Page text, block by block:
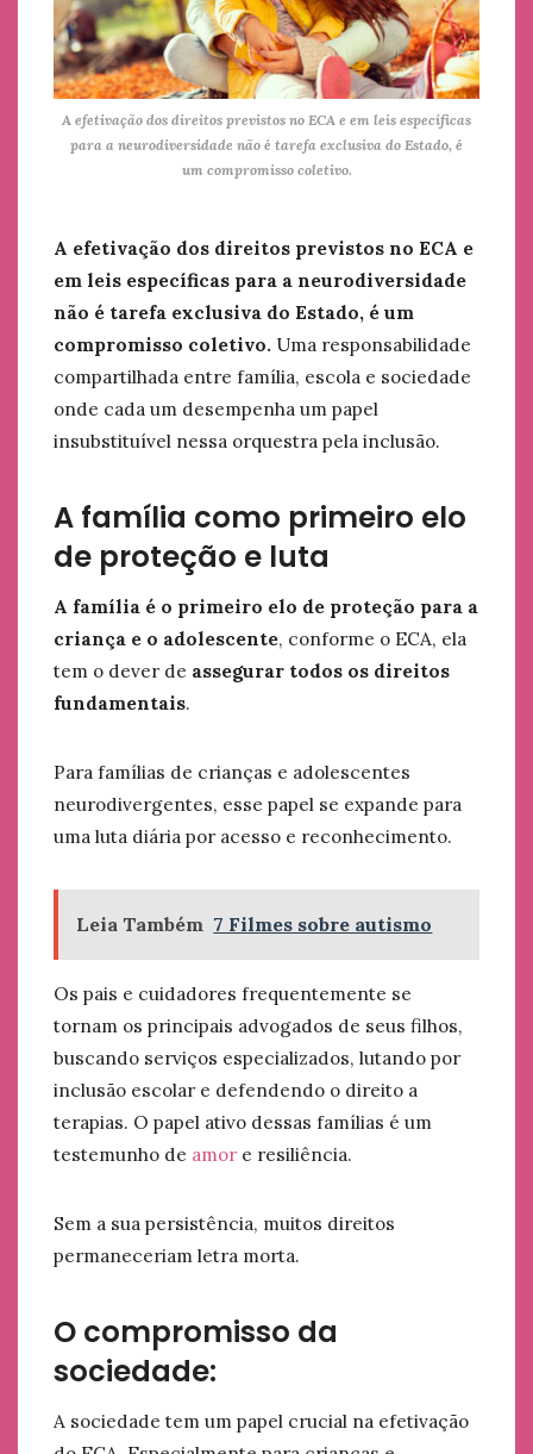
A efetivação dos direitos previstos no ECA e em leis específicas
para a neurodiversidade não é tarefa exclusiva do Estado, é
um compromisso coletivo.
A efetivação dos direitos previstos no ECA e
em leis específicas para a neurodiversidade
não é tarefa exclusiva do Estado, é um
compromisso coletivo. Uma responsabilidade
compartilhada entre família, escola e sociedade
onde cada um desempenha um papel
insubstituível nessa orquestra pela inclusão.
A família como primeiro elo
de proteção e luta
A família é o primeiro elo de proteção para a
criança e o adolescente, conforme o ECA, ela
tem o dever de assegurar todos os direitos
fundamentais.
Para famílias de crianças e adolescentes
neurodivergentes, esse papel se expande para
uma luta diária por acesso e reconhecimento.
Leia Também 7 Filmes sobre autismo
Os pais e cuidadores frequentemente se
tornam os principais advogados de seus filhos,
buscando serviços especializados, lutando por
inclusão escolar e defendendo o direito a
terapias. O papel ativo dessas famílias é um
testemunho de amore resiliência.
Sem a sua persistência, muitos direitos
permaneceriam letra morta.
O compromisso da
sociedade:
A sociedade tem um papel crucial na efetivação